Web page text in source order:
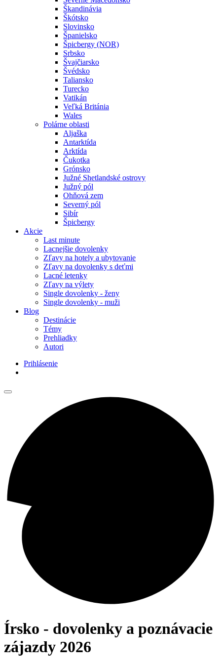
Škandinávia
Škótsko
Slovinsko
Španielsko
Špicbergy (NOR)
Srbsko
Švajčiarsko
Švédsko
Taliansko
Turecko
Vatikán
Veľká Británia
Wales
Polárne oblasti
Aljaška
Antarktída
Arktída
Čukotka
Grónsko
Južné Shetlandské ostrovy
Južný pól
Ohňová zem
Severný pól
Sibír
Špicbergy
Akcie
Last minute
Lacnejšie dovolenky
Zľavy na hotely a ubytovanie
Zľavy na dovolenky s deťmi
Lacné letenky
Zľavy na výlety
Single dovolenky - ženy
Single dovolenky - muži
Blog
Destinácie
Témy
Prehliadky
Autori
Prihlásenie
Írsko - dovolenky a poznávacie
zájazdy 2026